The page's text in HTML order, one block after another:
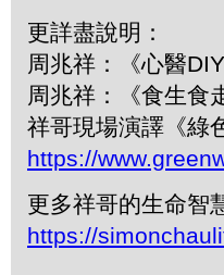
更詳盡說明：
周兆祥：《心醫DIY
周兆祥：《食生食
祥哥現場演譯《綠
https://
更多祥哥的生命智
https://